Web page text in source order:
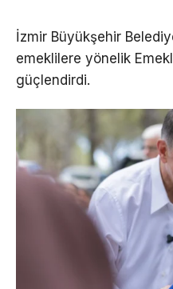
İzmir Büyükşehir
emeklilere yönelik
güçlendirdi.